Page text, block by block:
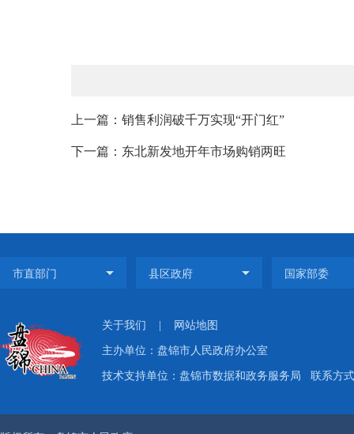
上一篇：销售利润破千万实现“开门红”
下一篇：东北新发地开年市场购销两旺
关于我们 网站地图
主办单位：盘锦市人民政府办公室
技术支持单位：盘锦市数据和政务服务局 联系方